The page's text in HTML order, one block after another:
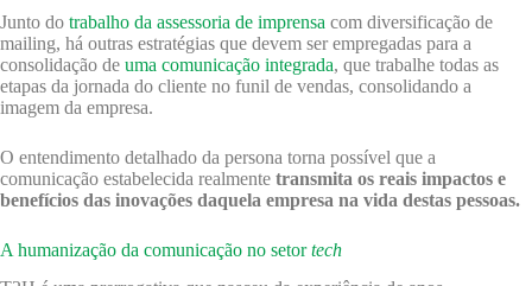
Junto do trabalho da assessoria de imprensa com diversificação de
mailing, há outras estratégias que devem ser empregadas para a
consolidação de uma comunicação integrada, que trabalhe todas as
etapas da jornada do cliente no funil de vendas, consolidando a
imagem da empresa.
O entendimento detalhado da persona torna possível que a
comunicação estabelecida realmente transmita os reais impactos e
benefícios das inovações daquela empresa na vida destas pessoas.
A humanização da comunicação no setortech